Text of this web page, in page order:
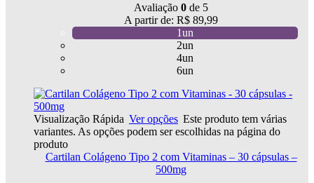
Avaliação 0 de 5
A partir de: R$ 89,99
1un
2un
4un
6un
Visualização Rápida Ver opções Este produto tem várias
variantes. As opções podem ser escolhidas na página do
produto
Cartilan Colágeno Tipo 2 com Vitaminas – 30 cápsulas –
500mg